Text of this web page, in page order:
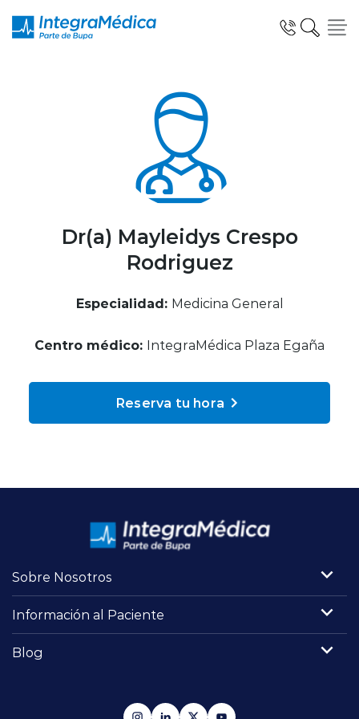
Especialidades y Servicios
Telemedicina Blua
Clínicas Dentales
Reserva de Horas
Mi Portal Bupa
Dr(a) Mayleidys Crespo
Rodriguez
Especialidad: Medicina General
Centro médico: IntegraMédica Plaza Egaña
Reserva tu hora
Sobre Nosotros
Información al Paciente
Blog